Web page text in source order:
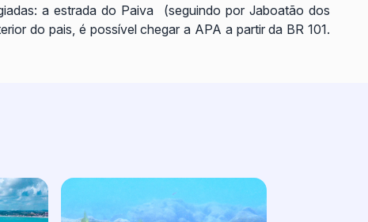
a estrada do Paiva (seguindo por Jaboatão dos
do pais, é possível chegar a APA a partir da BR 101.